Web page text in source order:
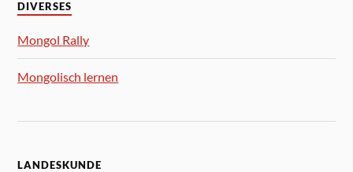
DIVERSES
Mongol Rally
Mongolisch lernen
LANDESKUNDE